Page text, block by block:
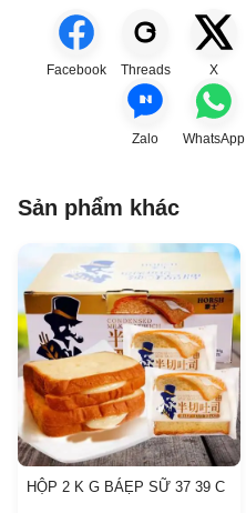
Facebook Threads X
Zalo WhatsApp
Sản phẩm khác
HỘP 2 K G BÁẸP SỮ 37 39 C